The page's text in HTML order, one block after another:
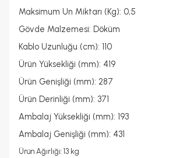
Maksimum Un Miktarı (Kg): 0,5
Gövde Malzemesi: Döküm
Kablo Uzunluğu (cm): 110
Ürün Yüksekliği (mm): 419
Ürün Genişliği (mm): 287
Ürün Derinliği (mm): 371
Ambalaj Yüksekliği (mm): 193
Ambalaj Genişliği (mm): 431
Ürün Ağırlığı: 13 kg